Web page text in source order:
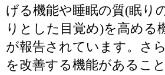
げる機能や睡眠の質(眠り
りとした目覚め)を高める
が報告されています。さ
を改善する機能があるこ